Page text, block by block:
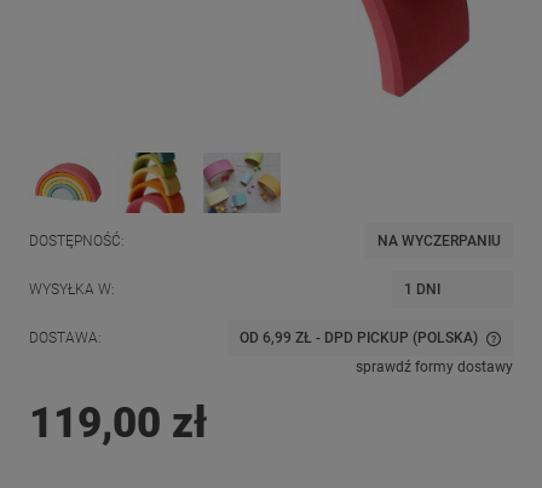
DOSTĘPNOŚĆ: NA WYCZERPANIU
WYSYŁKA W: 1 DNI
DOSTAWA: OD 6,99 ZŁ - DPD PICKUP (POLSKA)
CENA NIE ZAWIERA EWENTUALNYCH KOSZTÓW PŁATNOŚCI
sprawdź formy dostawy
119,00 zł